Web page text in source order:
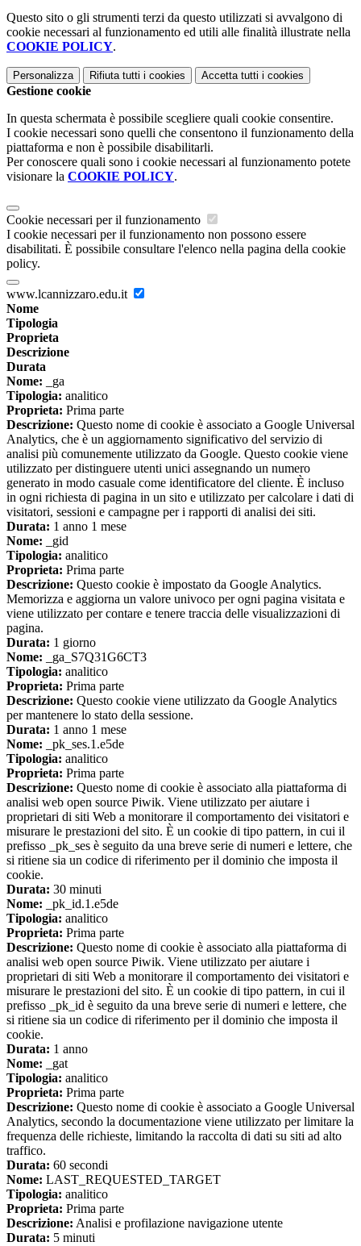
Questo sito o gli strumenti terzi da questo utilizzati si avvalgono di
cookie necessari al funzionamento ed utili alle finalità illustrate nella
COOKIE POLICY.
Personalizza Rifiuta tutti i cookies Accetta tutti i cookies
Gestione cookie
In questa schermata è possibile scegliere quali cookie consentire.
I cookie necessari sono quelli che consentono il funzionamento della
piattaforma e non è possibile disabilitarli.
Per conoscere quali sono i cookie necessari al funzionamento potete
visionare la COOKIE POLICY.
Cookie necessari per il funzionamento
I cookie necessari per il funzionamento non possono essere
disabilitati. È possibile consultare l'elenco nella pagina della cookie
policy.
www.lcannizzaro.edu.it
Nome
Tipologia
Proprieta
Descrizione
Durata
Nome: _ga
Tipologia: analitico
Proprieta: Prima parte
Descrizione: Questo nome di cookie è associato a Google Universal
Analytics, che è un aggiornamento significativo del servizio di
analisi più comunemente utilizzato da Google. Questo cookie viene
utilizzato per distinguere utenti unici assegnando un numero
generato in modo casuale come identificatore del cliente. È incluso
in ogni richiesta di pagina in un sito e utilizzato per calcolare i dati di
visitatori, sessioni e campagne per i rapporti di analisi dei siti.
Durata: 1 anno 1 mese
Nome: _gid
Tipologia: analitico
Proprieta: Prima parte
Descrizione: Questo cookie è impostato da Google Analytics.
Memorizza e aggiorna un valore univoco per ogni pagina visitata e
viene utilizzato per contare e tenere traccia delle visualizzazioni di
pagina.
Durata: 1 giorno
Nome: _ga_S7Q31G6CT3
Tipologia: analitico
Proprieta: Prima parte
Descrizione: Questo cookie viene utilizzato da Google Analytics
per mantenere lo stato della sessione.
Durata: 1 anno 1 mese
Nome: _pk_ses.1.e5de
Tipologia: analitico
Proprieta: Prima parte
Descrizione: Questo nome di cookie è associato alla piattaforma di
analisi web open source Piwik. Viene utilizzato per aiutare i
proprietari di siti Web a monitorare il comportamento dei visitatori e
misurare le prestazioni del sito. È un cookie di tipo pattern, in cui il
prefisso _pk_ses è seguito da una breve serie di numeri e lettere, che
si ritiene sia un codice di riferimento per il dominio che imposta il
cookie.
Durata: 30 minuti
Nome: _pk_id.1.e5de
Tipologia: analitico
Proprieta: Prima parte
Descrizione: Questo nome di cookie è associato alla piattaforma di
analisi web open source Piwik. Viene utilizzato per aiutare i
proprietari di siti Web a monitorare il comportamento dei visitatori e
misurare le prestazioni del sito. È un cookie di tipo pattern, in cui il
prefisso _pk_id è seguito da una breve serie di numeri e lettere, che
si ritiene sia un codice di riferimento per il dominio che imposta il
cookie.
Durata: 1 anno
Nome: _gat
Tipologia: analitico
Proprieta: Prima parte
Descrizione: Questo nome di cookie è associato a Google Universal
Analytics, secondo la documentazione viene utilizzato per limitare la
frequenza delle richieste, limitando la raccolta di dati su siti ad alto
traffico.
Durata: 60 secondi
Nome: LAST_REQUESTED_TARGET
Tipologia: analitico
Proprieta: Prima parte
Descrizione: Analisi e profilazione navigazione utente
Durata: 5 minuti